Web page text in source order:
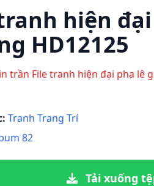
hiện
HD12125
trần File tranh hiện đại pha lê
Tranh Trang Trí
82
Tải xuống